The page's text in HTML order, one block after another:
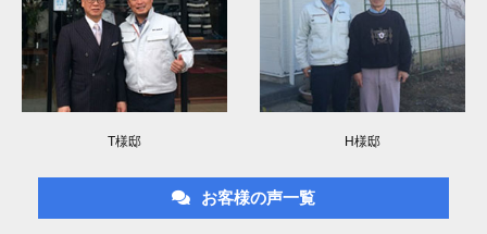
T様邸 H様邸
お客様の声一覧